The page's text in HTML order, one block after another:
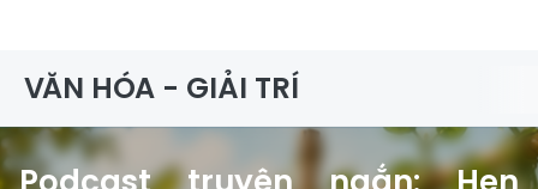
VĂN HÓA - GIẢI TRÍ